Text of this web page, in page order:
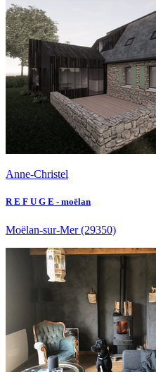
Anne-Christel
R E F U G E - moëlan
Moëlan-sur-Mer(29350)